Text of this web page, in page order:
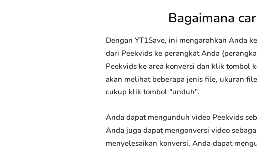
Bagaimana
Dengan YT1Save, ini mengarahkan Anda
dari Peekvids ke perangkat Anda
Peekvids ke area konversi dan klik tombol
akan melihat beberapa jenis file, ukuran
cukup klik tombol "unduh".
Anda dapat mengunduh video Peekvids
Anda juga dapat mengonversi video
menyelesaikan konversi, Anda dapat